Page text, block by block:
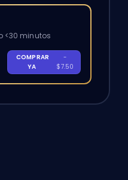
<30 minutos
COMPRAR
YA
-
$7.50